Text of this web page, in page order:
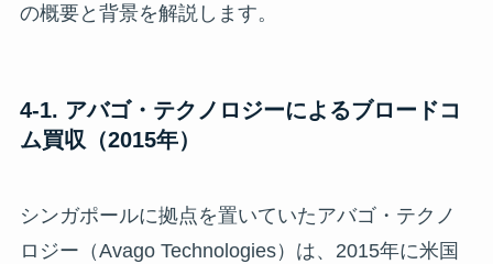
の概要と背景を解説します。
4-1. アバゴ・テクノロジーによるブロードコ
ム買収（2015年）
シンガポールに拠点を置いていたアバゴ・テクノ
ロジー（Avago Technologies）は、2015年に米国